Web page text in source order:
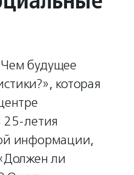
будущее
которая
25-летия
информации,
ли